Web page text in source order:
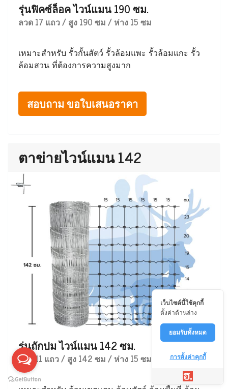
รุ่นฟิคซ์ล็อค ไวน์แมน 190 ซม.
ลวด 17 แถว / สูง 190 ซม / ห่าง 15 ซม
เหมาะสำหรับ รั้วกั้นสัตว์ รั้วล้อมแพะ รั้วล้อมแกะ รั้ว
ล้อมสวน ที่ต้องการความสูงมาก
สอบถาม ขอใบเสนอราคา
ตาข่ายไวน์แมน 142
รุ่นถักปม ไวน์แมน 142 ซม.
ลวด 11 แถว / สูง 142 ซม / ห่าง 15 ซม
เว็บไซต์นี้ใช้คุกกี้
ตั้งค่าด้านล่าง
ยอมรับทั้งหมด
การตั้งค่าคุกกี้